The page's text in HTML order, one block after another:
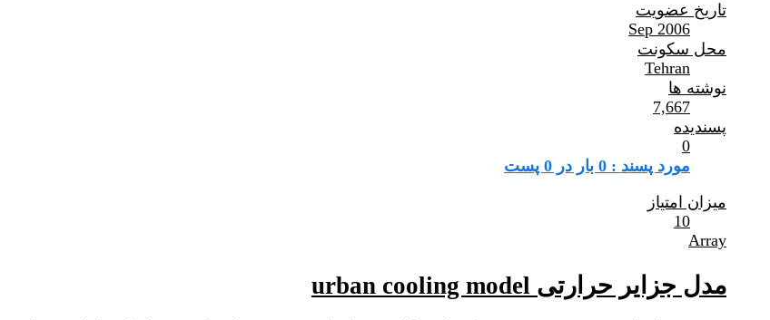
تاریخ عضویت
Sep 2006
محل سکونت
Tehran
نوشته ها
7,667
پسندیده
0
مورد پسند : 0 بار در 0 پست
میزان امتیاز
10
Array
مدل جزایر حرارتی urban cooling model